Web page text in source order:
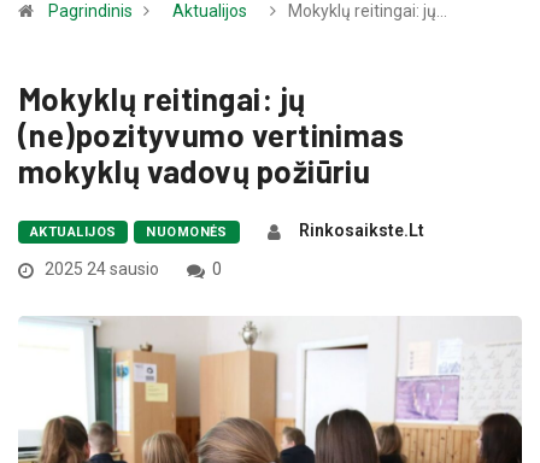
Pagrindinis Aktualijos Mokyklų reitingai: jų…
Mokyklų reitingai: jų
(ne)pozityvumo vertinimas
mokyklų vadovų požiūriu
AKTUALIJOS NUOMONĖS
Rinkosaikste.lt
2025 24 sausio
0